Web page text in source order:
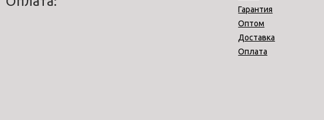
Гарантия
Оптом
Доставка
Оплата